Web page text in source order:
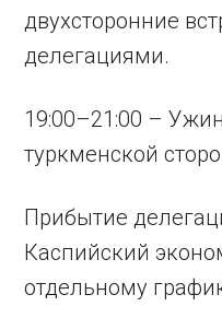
двухсторонние
делегациями.
19:00–21:00 –
туркменской
Прибытие
Каспийский
отдельному